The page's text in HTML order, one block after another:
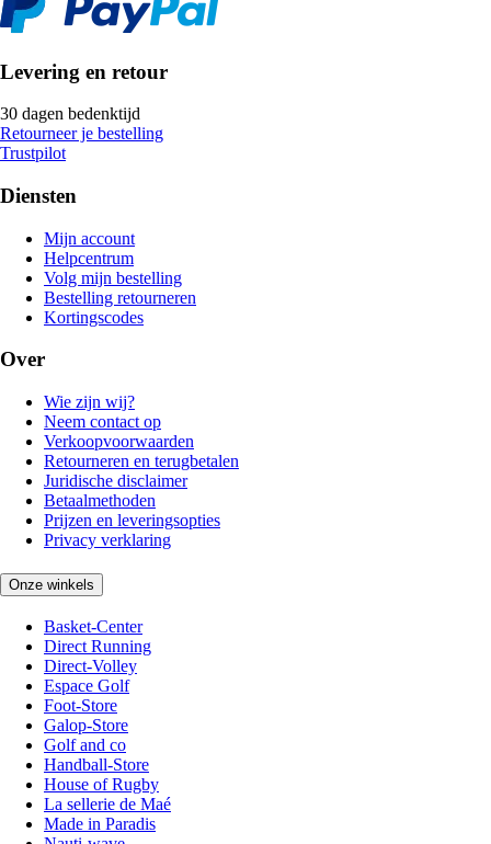
Levering en retour
30 dagen bedenktijd
Retourneer je bestelling
Trustpilot
Diensten
Mijn account
Helpcentrum
Volg mijn bestelling
Bestelling retourneren
Kortingscodes
Over
Wie zijn wij?
Neem contact op
Verkoopvoorwaarden
Retourneren en terugbetalen
Juridische disclaimer
Betaalmethoden
Prijzen en leveringsopties
Privacy verklaring
Onze winkels
Basket-Center
Direct Running
Direct-Volley
Espace Golf
Foot-Store
Galop-Store
Golf and co
Handball-Store
House of Rugby
La sellerie de Maé
Made in Paradis